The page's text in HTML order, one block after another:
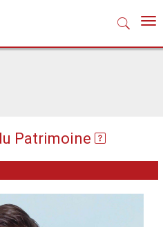
Patrimoine